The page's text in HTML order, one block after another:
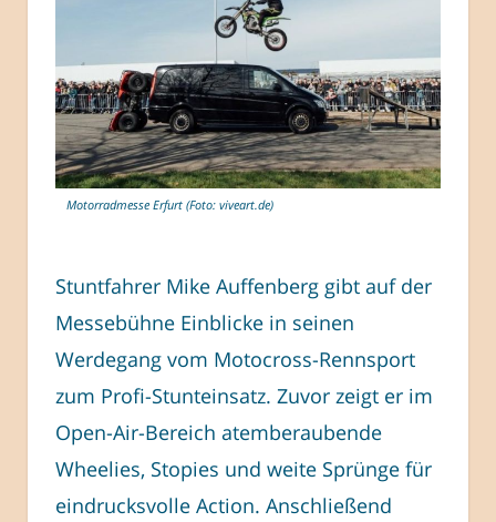
Motorradmesse Erfurt (Foto: viveart.de)
Stuntfahrer Mike Auffenberg gibt auf der
Messebühne Einblicke in seinen
Werdegang vom Motocross-Rennsport
zum Profi-Stunteinsatz. Zuvor zeigt er im
Open-Air-Bereich atemberaubende
Wheelies, Stopies und weite Sprünge für
eindrucksvolle Action. Anschließend